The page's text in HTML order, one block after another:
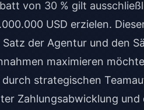
von 30 % gilt
USD erzielen.
der Agentur und den
maximieren
durch strategischen
Zahlungsabwicklung